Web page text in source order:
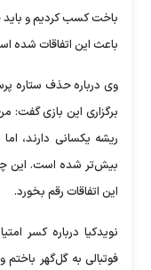
باخت کسب کردیم و باید
باعث این اتفاقات شده
وی درباره حذف ستاره
برگزاری این بازی گفت:
ریشه یکسانی دارند،
بیش‌تر شده است. این
این اتفاقات رقم بخورد.
نویدکیا درباره کسر
فوتبالی به گل‌گهر